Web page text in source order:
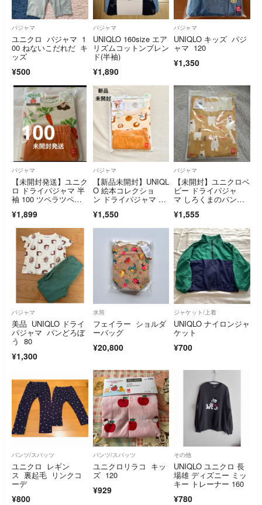
パジャマ
ユニクロ パジャマ 1
00 ねないこだれだ キ
ッズ
¥500
パジャマ
UNIQLO 160size エア
リズムコットンブレン
ド(半袖)
¥1,890
パジャマ
UNIQLO キッズ パジ
ャマ 120
¥1,350
パジャマ
【未開封発送】ユニク
ロ ドライパジャマ 半
袖 100 ツペラツペ
¥1,899
パジャマ
【新品未開封】UNIQL
O 絵本コレクショ
ン ドライパジャマ パ
¥1,550
パジャマ
【未開封】ユニクロベ
ビー ドライパジャ
マ しろくまのパン
¥1,555
パジャマ
美品 UNIQLO ドライ
パジャマ パンどろぼ
う 80
¥1,300
水筒
フェイラー ショルダ
ーバッグ
¥20,800
ジャケット/上着
UNIQLO ナイロンジャ
ケット
¥700
パンツ/スパッツ
ユニクロ レギン
ス 裏起毛 リンクコ
ーデ
¥800
パンツ/スパッツ
ユニクロリラコ キッ
ズ 120
¥929
その他
UNIQLO ユニクロ 長
場雄 ディズニー ミッ
キー トレーナー 160
¥780